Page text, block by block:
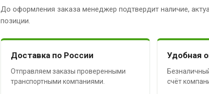
До оформления заказа менеджер подтвердит наличие,
позиции.
Доставка по России
Отправляем заказы проверенными
транспортными компаниями.
Удобная
счёт